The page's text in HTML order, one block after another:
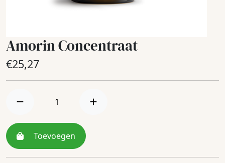
Amorin Concentraat
€25,27
Toevoegen